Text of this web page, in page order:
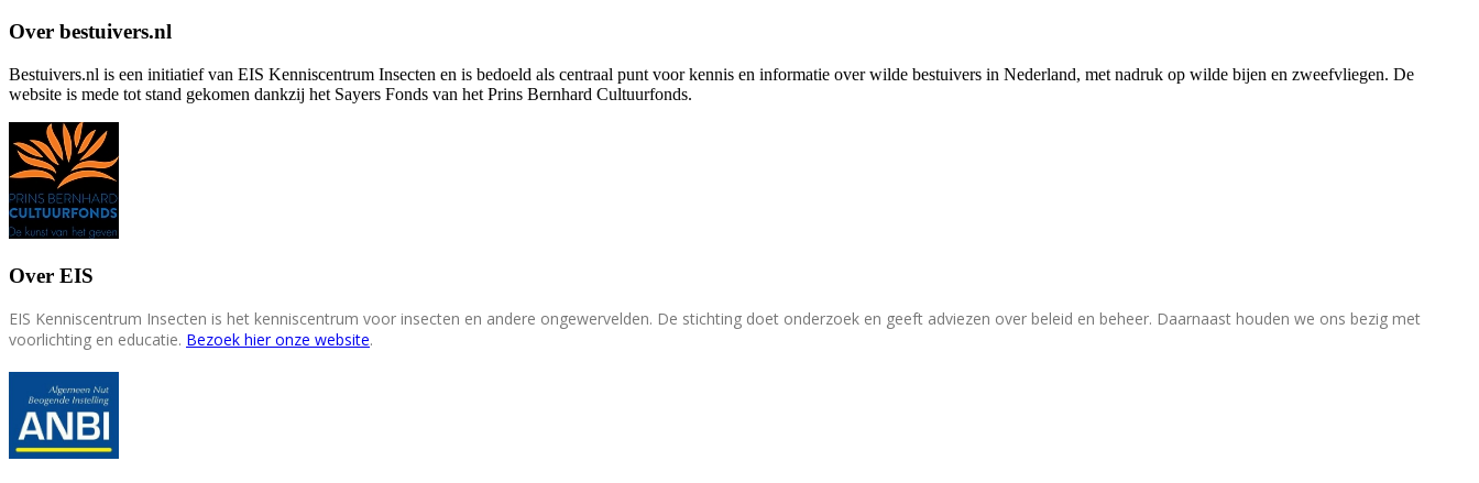
Over bestuivers.nl
Bestuivers.nl is een initiatief van EIS Kenniscentrum Insecten en is bedoeld als centraal punt voor kennis en informatie over wilde bestuivers in Nederland, met nadruk op wilde bijen en zweefvliegen. De
website is mede tot stand gekomen dankzij het Sayers Fonds van het Prins Bernhard Cultuurfonds.
Over EIS
EIS Kenniscentrum Insecten is het kenniscentrum voor insecten en andere ongewervelden. De stichting doet onderzoek en geeft adviezen over beleid en beheer. Daarnaast houden we ons bezig met
voorlichting en educatie. Bezoek hier onze website.